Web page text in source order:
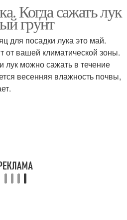
Когда сажать лук
грунт
для посадки лука это май.
от вашей климатической зоны.
лук можно сажать в течение
весенняя влажность почвы,